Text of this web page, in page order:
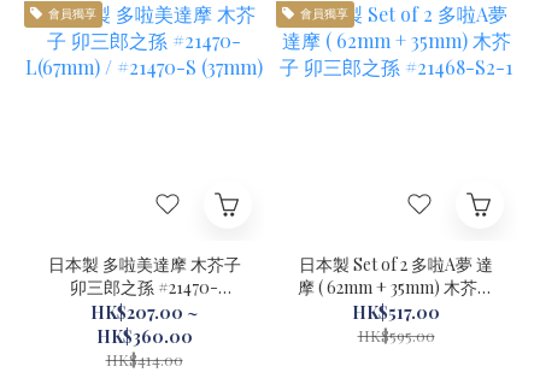
會員獨享
日本製 多啦美達摩 木芥子
卯三郎之孫 #21470-
L(67mm) / #21470-S
(37mm)
HK$207.00 ~
HK$360.00
HK$414.00
會員獨享
日本製 Set of 2 多啦A夢 達
摩 ( 62mm + 35mm) 木芥子
卯三郎之孫 #21468-S2-1
HK$517.00
HK$595.00